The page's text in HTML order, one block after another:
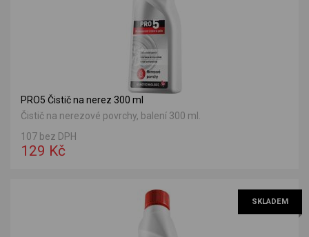
PRO5 Čistič na nerez 300 ml
Čistič na nerezové povrchy, balení 300 ml.
107 bez DPH
129 Kč
SKLADEM